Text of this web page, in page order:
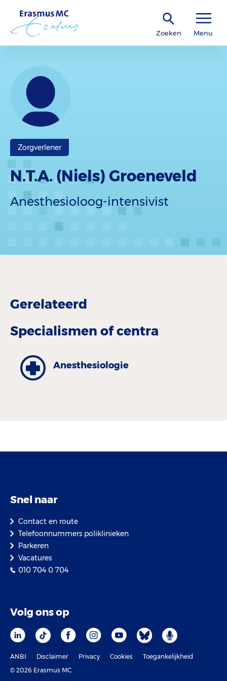
Zoeken Menu
Zorgverlener
N.T.A. (Niels) Groeneveld
Anesthesioloog-intensivist
Gerelateerd
Specialismen of centra
Anesthesiologie
Snel naar
Contact en route
Telefoonnummers poliklinieken
Parkeren
Vacatures
010 704 0 704
Volg ons op
ANBI Disclaimer Privacy Cookies
Toegankelijkheid
© 2026 Erasmus MC.